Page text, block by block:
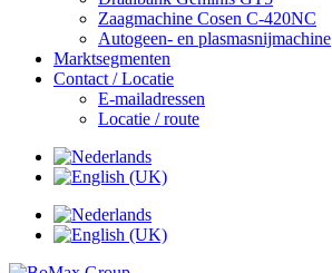
Zaagmachine Cosen C-420NC
Autogeen- en plasmasnijmachine
Marktsegmenten
Contact / Locatie
E-mailadressen
Locatie / route